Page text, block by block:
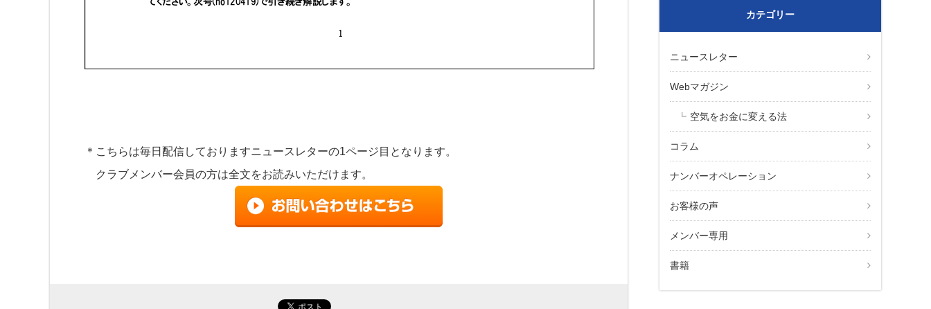
＊こちらは毎日配信しておりますニュースレターの1ページ目となります。
クラブメンバー会員の方は全文をお読みいただけます。
カテゴリー
ニュースレター
Webマガジン
空気をお金に変える法
コラム
ナンバーオペレーション
お客様の声
メンバー専用
書籍